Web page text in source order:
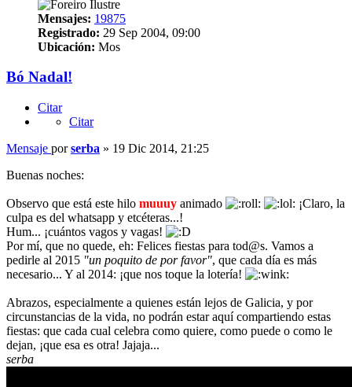
Mensajes: 19875
Registrado: 29 Sep 2004, 09:00
Ubicación: Mos
Bó Nadal!
Citar
Citar
Mensaje porserba » 19 Dic 2014, 21:25
Buenas noches:
Observo que está este hilo muuuy animado
¡Claro, la
culpa es del whatsapp y etcéteras...!
Hum... ¡cuántos vagos y vagas!
Por mí, que no quede, eh: Felices fiestas para tod@s. Vamos a
pedirle al 2015 "un poquito de por favor", que cada día es más
necesario... Y al 2014: ¡que nos toque la lotería!
Abrazos, especialmente a quienes están lejos de Galicia, y por
circunstancias de la vida, no podrán estar aquí compartiendo estas
fiestas: que cada cual celebra como quiere, como puede o como le
dejan, ¡que esa es otra! Jajaja...
serba